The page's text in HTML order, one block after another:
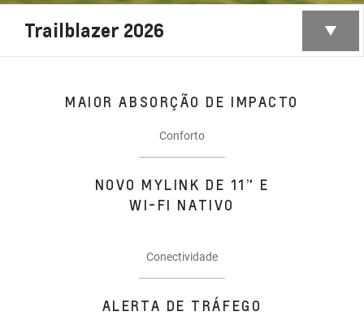
Trailblazer 2026
MAIOR ABSORÇÃO DE IMPACTO
Conforto
NOVO MYLINK DE 11” E
WI-FI NATIVO
Conectividade
ALERTA DE TRÁFEGO